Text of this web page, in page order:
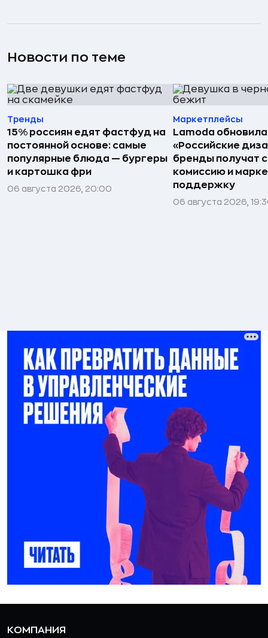
Новости по теме
Тренды
15% россиян едят фастфуд на
постоянной основе: самые
популярные блюда — бургеры
и картошка фри
06 августа 2026, 20:00
Маркетплейсы
Lamoda
«Российские
бренды получат
комиссию и
поддержку
06 августа 2026,
КОМПАНИЯ